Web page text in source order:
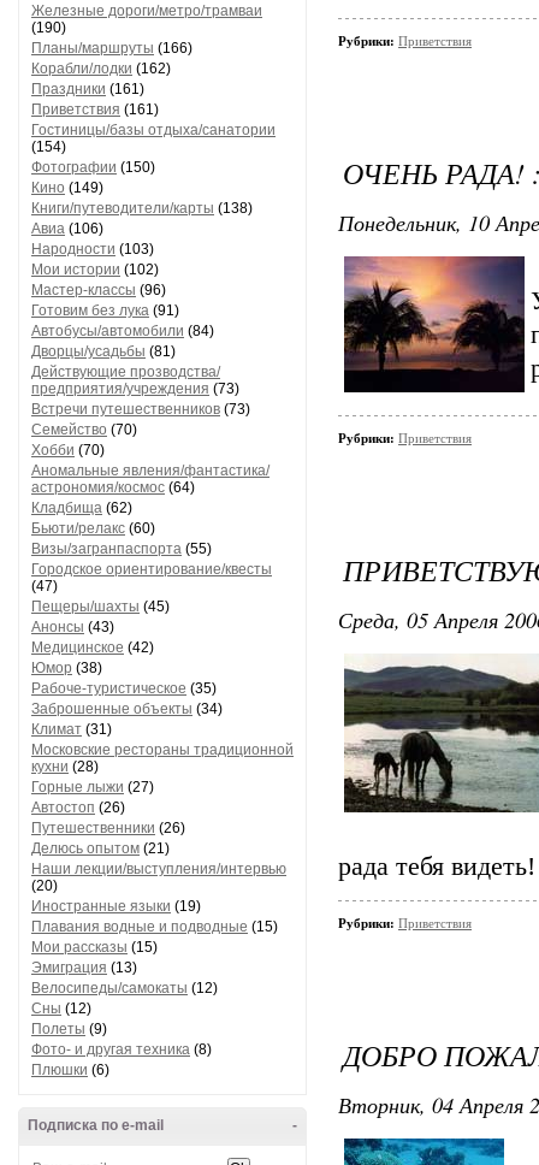
Железные дороги/метро/трамваи
(190)
Планы/маршруты (166)
Корабли/лодки (162)
Праздники (161)
Приветствия (161)
Гостиницы/базы отдыха/санатории
(154)
Фотографии (150)
Кино (149)
Книги/путеводители/карты (138)
Авиа (106)
Народности (103)
Мои истории (102)
Мастер-классы (96)
Готовим без лука (91)
Автобусы/автомобили (84)
Дворцы/усадьбы (81)
Действующие прозводства/
предприятия/учреждения (73)
Встречи путешественников (73)
Семейство (70)
Хобби (70)
Аномальные явления/фантастика/
астрономия/космос (64)
Кладбища (62)
Бьюти/релакс (60)
Визы/загранпаспорта (55)
Городское ориентирование/квесты
(47)
Пещеры/шахты (45)
Анонсы (43)
Медицинское (42)
Юмор (38)
Рабоче-туристическое (35)
Заброшенные объекты (34)
Климат (31)
Московские рестораны традиционной
кухни (28)
Горные лыжи (27)
Автостоп (26)
Путешественники (26)
Делюсь опытом (21)
Наши лекции/выступления/интервью
(20)
Иностранные языки (19)
Плавания водные и подводные (15)
Мои рассказы (15)
Эмиграция (13)
Велосипеды/самокаты (12)
Сны (12)
Полеты (9)
Фото- и другая техника (8)
Плюшки (6)
-
Подписка по e-mail
Рубрики: Приветствия
ОЧЕНЬ РАДА!
Понедельник, 10
Рубрики: Приветствия
Среда, 05 Апреля
рада тебя
Рубрики: Приветствия
ДОБРО
Вторник, 04 Апреля